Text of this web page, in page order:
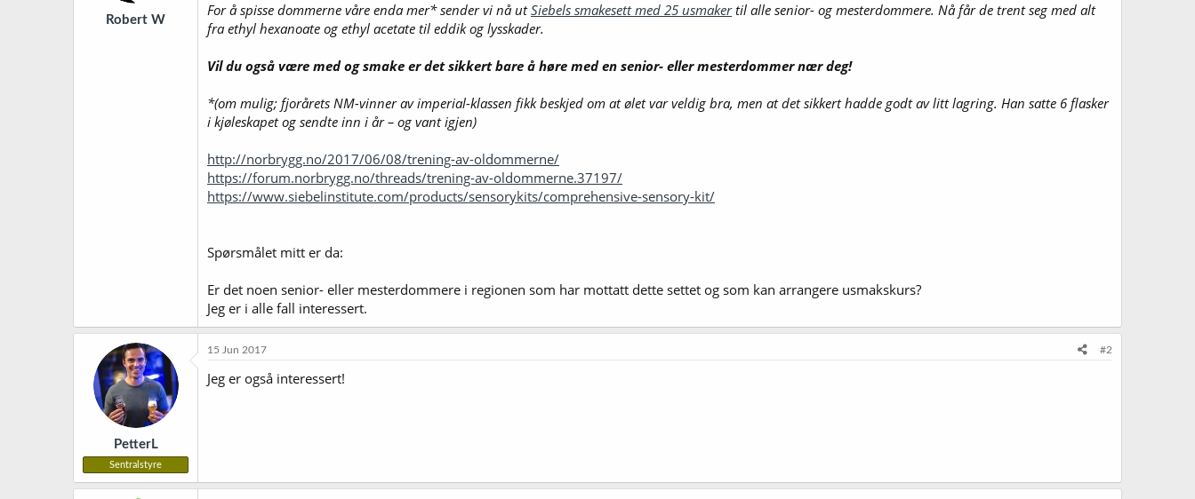
o
Robert W
For å spisse dommerne våre enda mer* sender vi nå utSiebels smakesett med 25 usmakertil alle senior- og mesterdommere. Nå får de trent seg med alt
fra ethyl hexanoate og ethyl acetate til eddik og lysskader.
Vil du også være med og smake er det sikkert bare å høre med en senior- eller mesterdommer nær deg!
*(om mulig; fjorårets NM-vinner av imperial-klassen fikk beskjed om at ølet var veldig bra, men at det sikkert hadde godt av litt lagring. Han satte 6 flasker
i kjøleskapet og sendte inn i år – og vant igjen)
http://norbrygg.no/2017/06/08/trening-av-oldommerne/
https://forum.norbrygg.no/threads/trening-av-oldommerne.37197/
https://www.siebelinstitute.com/products/sensorykits/comprehensive-sensory-kit/
Spørsmålet mitt er da:
Er det noen senior- eller mesterdommere i regionen som har mottatt dette settet og som kan arrangere usmakskurs?
Jeg er i alle fall interessert.
PetterL
Sentralstyre
15 Jun 2017 #2
Jeg er også interessert!